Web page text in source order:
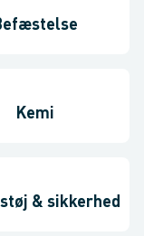
Kemi
& sikkerhed